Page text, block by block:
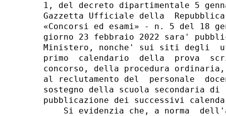
1, del decreto dipartimentale 5
Gazzetta Ufficiale della
«Concorsi ed esami» - n. 5 del 18
giorno 23 febbraio 2022 sara'
Ministero, nonche' sui siti
primo  calendario  della  prova
concorso, della procedura
al reclutamento del  personale
sostegno della scuola secondaria
pubblicazione dei successivi
Si evidenzia che, a norma